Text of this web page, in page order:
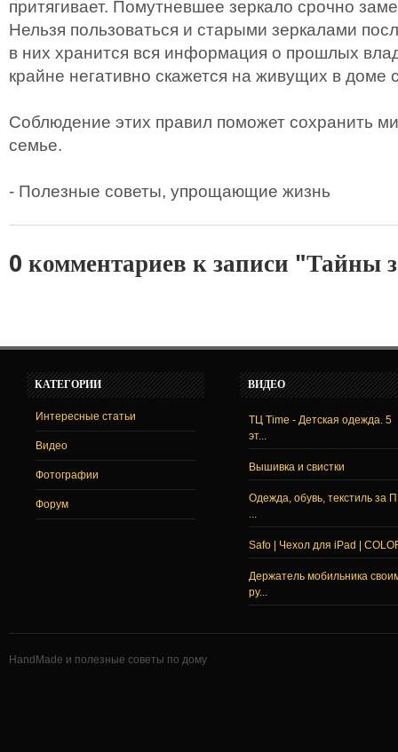
притягивает. Помутневшее зеркало срочно
Нельзя пользоваться и старыми зеркалами
в них хранится вся информация о прошлых
крайне негативно скажется на живущих в доме
Соблюдение этих правил поможет сохранить
семье.
- Полезные советы, упрощающие жизнь
0 комментариев к записи "Тайны
КАТЕГОРИИ
Интересные статьи
Видео
Фотографии
Форум
ВИДЕО
ТЦ Time - Детская одежда. 5
эт...
Вышивка и свистки
Одежда, обувь, текстиль за
...
Safo | Чехол для iPad |
Держатель мобильника
ру...
HandMade и полезные советы по дому